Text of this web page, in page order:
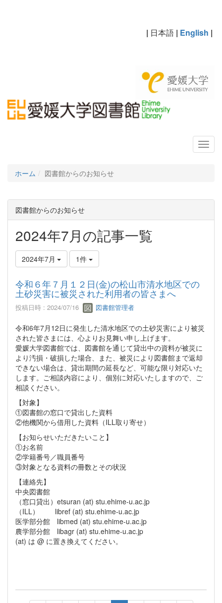
| 日本語 | English |
ホーム 図書館からのお知らせ
図書館からのお知らせ
2024年7月の記事一覧
2024年7月 1件
令和６年７月１２日(金)の松山市清水地区での
土砂災害に被災された利用者の皆さまへ
投稿日時 : 2024/07/16 図書館管理者
令和6年7月12日に発生した清水地区での土砂災害により被災
された皆さまには、心よりお見舞い申し上げます。
愛媛大学図書館では、図書館を通じて貸出中の資料が被災に
より汚損・破損した場合、また、被災により図書館まで返却
できない場合は、貸出期間の延長など、可能な限り対応いた
します。ご相談内容により、個別に対応いたしますので、ご
相談ください。
【対象】
①図書館の窓口で貸出した資料
②他機関から借用した資料（ILL取り寄せ）
【お知らせいただきたいこと】
①お名前
②学籍番号／職員番号
③対象となる資料の冊数とその状況
【連絡先】
中央図書館
（窓口貸出）etsuran (at) stu.ehime-u.ac.jp
（ILL） libref (at) stu.ehime-u.ac.jp
医学部分館 libmed (at) stu.ehime-u.ac.jp
農学部分館 libagr (at) stu.ehime-u.ac.jp
(at) は @ に置き換えてください。